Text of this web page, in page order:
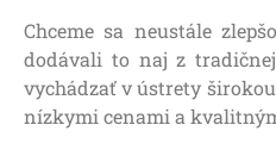
Chceme sa neustále
dodávali to naj z
vychádzať v ústrety
nízkymi cenami a